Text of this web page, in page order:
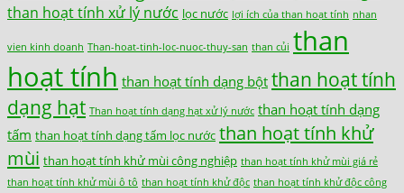
than hoạt tính xử lý nước lọc nước lợi ích của than hoạt tính nhan
vien kinh doanh Than-hoat-tinh-loc-nuoc-thuy-san than củi than
hoạt tính than hoạt tính dạng bột than hoạt tính
dạng hạt Than hoạt tính dạng hạt xử lý nước than hoạt tính dạng
tấm than hoạt tính dạng tấm lọc nước than hoạt tính khử
mùi than hoạt tính khử mùi công nghiệp than hoạt tính khử mùi giá rẻ
than hoạt tính khử mùi ô tô than hoạt tính khử độc than hoạt tính khử độc công